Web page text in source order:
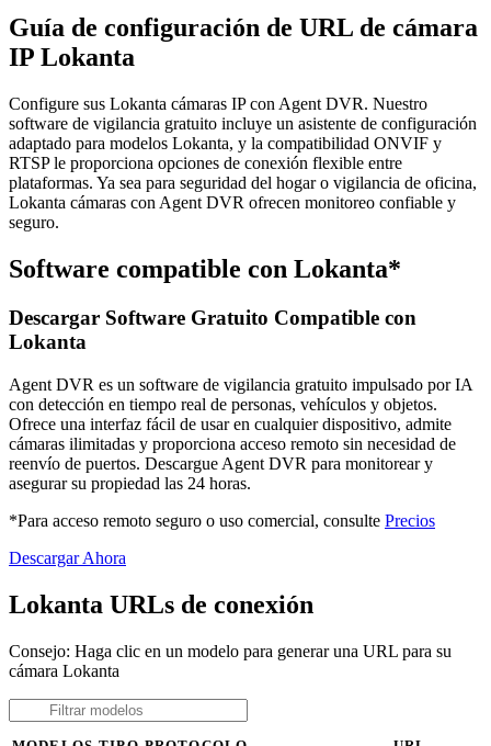
Guía de configuración de URL de cámara
IP Lokanta
Configure sus Lokanta cámaras IP con Agent DVR. Nuestro
software de vigilancia gratuito incluye un asistente de configuración
adaptado para modelos Lokanta, y la compatibilidad ONVIF y
RTSP le proporciona opciones de conexión flexible entre
plataformas. Ya sea para seguridad del hogar o vigilancia de oficina,
Lokanta cámaras con Agent DVR ofrecen monitoreo confiable y
seguro.
Software compatible con Lokanta*
Descargar Software Gratuito Compatible con
Lokanta
Agent DVR es un software de vigilancia gratuito impulsado por IA
con detección en tiempo real de personas, vehículos y objetos.
Ofrece una interfaz fácil de usar en cualquier dispositivo, admite
cámaras ilimitadas y proporciona acceso remoto sin necesidad de
reenvío de puertos. Descargue Agent DVR para monitorear y
asegurar su propiedad las 24 horas.
*Para acceso remoto seguro o uso comercial, consulte Precios
Descargar Ahora
Lokanta URLs de conexión
Consejo: Haga clic en un modelo para generar una URL para su
cámara Lokanta